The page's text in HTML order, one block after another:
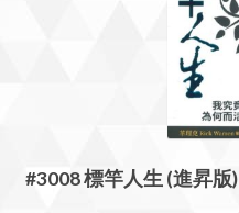
#3008 標竿人生 (進昇版)